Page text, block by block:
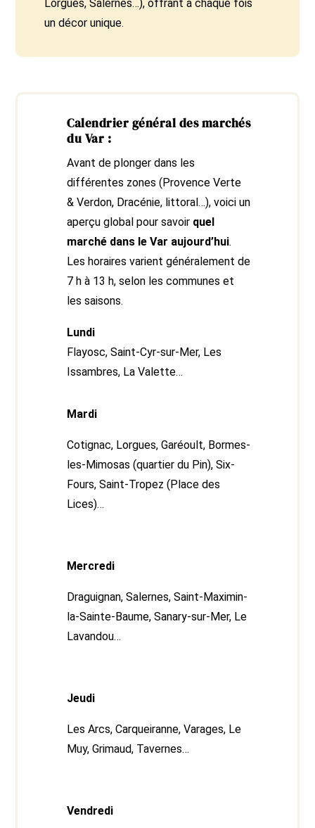
Lorgues, Salernes…), offrant à chaque fois
un décor unique.
Calendrier général des marchés
du Var :
Avant de plonger dans les
différentes zones (Provence Verte
& Verdon, Dracénie, littoral…), voici un
aperçu global pour savoir quel
marché dans le Var aujourd’hui.
Les horaires varient généralement de
7 h à 13 h, selon les communes et
les saisons.
Lundi
Flayosc, Saint-Cyr-sur-Mer, Les
Issambres, La Valette…
Mardi
Cotignac, Lorgues, Garéoult, Bormes-
les-Mimosas (quartier du Pin), Six-
Fours, Saint-Tropez (Place des
Lices)…
Mercredi
Draguignan, Salernes, Saint-Maximin-
la-Sainte-Baume, Sanary-sur-Mer, Le
Lavandou…
Jeudi
Les Arcs, Carqueiranne, Varages, Le
Muy, Grimaud, Tavernes…
Vendredi